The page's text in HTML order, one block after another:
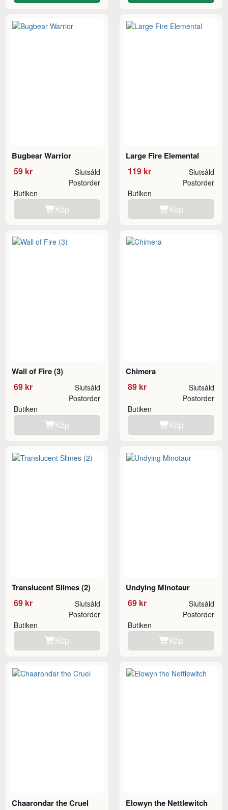
Bugbear Warrior
59 kr Slutsåld
Butiken
Postorder
Köp
Large Fire Elemental
119 kr Slutsåld
Butiken
Postorder
Köp
Wall of Fire (3)
69 kr Slutsåld
Butiken
Postorder
Köp
Chimera
89 kr Slutsåld
Butiken
Postorder
Köp
Translucent Slimes (2)
69 kr Slutsåld
Butiken
Postorder
Köp
Undying Minotaur
69 kr Slutsåld
Butiken
Postorder
Köp
Chaarondar the Cruel Elowyn the Nettlewitch